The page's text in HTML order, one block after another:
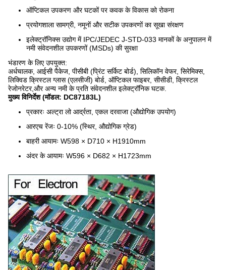
ऑप्टिकल उपकरण और घटकों पर कवक के विकास को रोकना
प्रयोगशाला सामग्री, नमूनों और सटीक उपकरणों का सूखा संरक्षण
इलेक्ट्रॉनिक्स उद्योग में IPC/JEDEC J-STD-033 मानकों के अनुपालन में
नमी संवेदनशील उपकरणों (MSDs) की सुरक्षा
भंडारण के लिए उपयुक्त:
अर्धचालक, आईसी पैकेज, पीसीबी (प्रिंट सर्किट बोर्ड), सिलिकॉन वेफर, सिरेमिक्स,
लिक्विड क्रिस्टल ग्लास (एलसीजी) बोर्ड, ऑप्टिकल फाइबर, सीसीडी, क्रिस्टल
रेजोनरेटर,और अन्य नमी के प्रति संवेदनशील इलेक्ट्रॉनिक घटक.
मुख्य विनिर्देश (मॉडल: DC87183L)
प्रकारः अल्ट्रा लो आर्द्रता, एकल दरवाजा (औद्योगिक उपयोग)
आरएच रेंजः 0-10% (स्थिर, औद्योगिक ग्रेड)
बाहरी आयामः W598 × D710 × H1910mm
अंदर के आयामः W596 × D682 × H1723mm